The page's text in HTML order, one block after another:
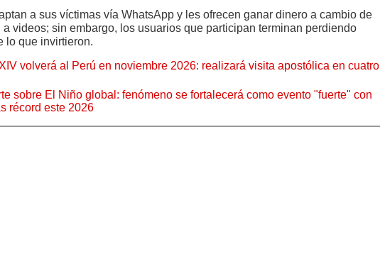
a sus víctimas vía WhatsApp y les ofrecen ganar dinero a cambio de
a videos; sin embargo, los usuarios que participan terminan perdiendo
lo que invirtieron.
volverá al Perú en noviembre 2026: realizará visita apostólica en cuatro
sobre El Niño global: fenómeno se fortalecerá como evento "fuerte" con
récord este 2026